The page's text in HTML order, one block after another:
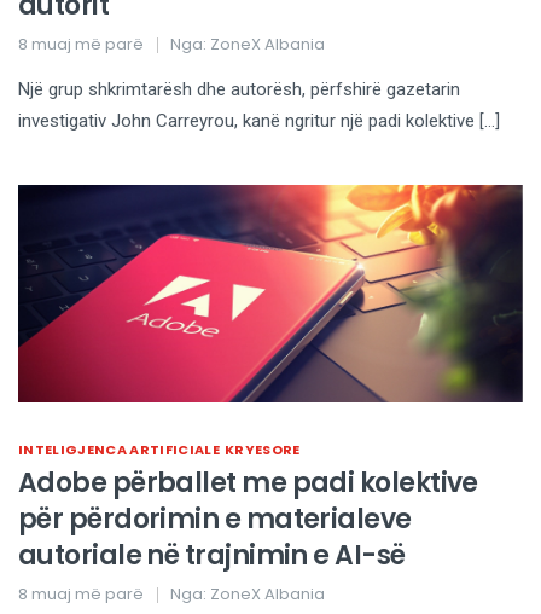
8 muaj më parë Nga: ZoneX Albania
Një grup shkrimtarësh dhe autorësh, përfshirë gazetarin
investigativ John Carreyrou, kanë ngritur një padi kolektive […]
INTELIGJENCA ARTIFICIALE KRYESORE
Adobe përballet me padi kolektive
për përdorimin e materialeve
autoriale në trajnimin e AI-së
8 muaj më parë Nga: ZoneX Albania